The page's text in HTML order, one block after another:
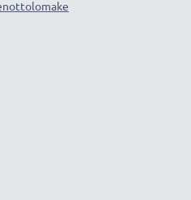
kansainvälinen
laadukkaita tuotteita, ja
takuun!